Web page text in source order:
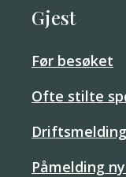
Gjest
Før besøket
Ofte stilte
Påmelding